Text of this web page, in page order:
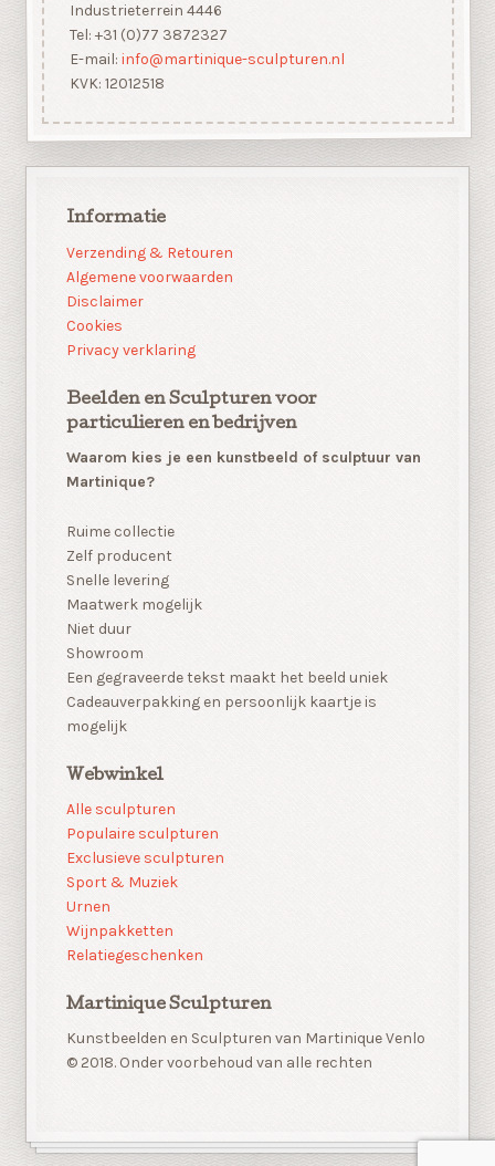
Industrieterrein 4446
Tel: +31 (0)77 3872327
E-mail: info@martinique-sculpturen.nl
KVK: 12012518
Informatie
Verzending & Retouren
Algemene voorwaarden
Disclaimer
Cookies
Privacy verklaring
Beelden en Sculpturen voor
particulieren en bedrijven
Waarom kies je een kunstbeeld of sculptuur van
Martinique?
Ruime collectie
Zelf producent
Snelle levering
Maatwerk mogelijk
Niet duur
Showroom
Een gegraveerde tekst maakt het beeld uniek
Cadeauverpakking en persoonlijk kaartje is
mogelijk
Webwinkel
Alle sculpturen
Populaire sculpturen
Exclusieve sculpturen
Sport & Muziek
Urnen
Wijnpakketten
Relatiegeschenken
Martinique Sculpturen
Kunstbeelden en Sculpturen van Martinique Venlo
© 2018. Onder voorbehoud van alle rechten